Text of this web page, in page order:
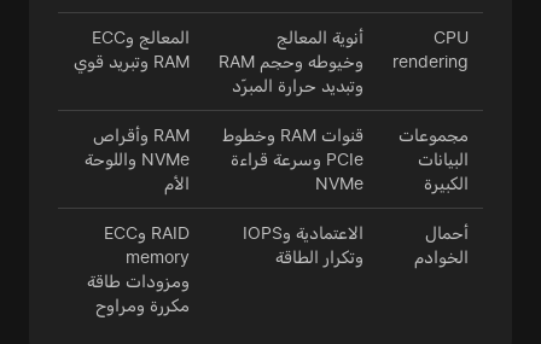
CPU
rendering
أنوية المعالج
وخيوطه وحجم RAM
وتبديد حرارة المبرّد
المعالج وECC
RAM وتبريد قوي
مجموعات
البيانات
الكبيرة
قنوات RAM وخطوط
PCIe وسرعة قراءة
NVMe
RAM وأقراص
NVMe واللوحة
الأم
أحمال
الخوادم
الاعتمادية وIOPS
وتكرار الطاقة
RAID وECC
memory
ومزودات طاقة
مكررة ومراوح